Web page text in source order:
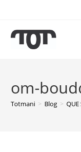
om-
Totmani > Blog >